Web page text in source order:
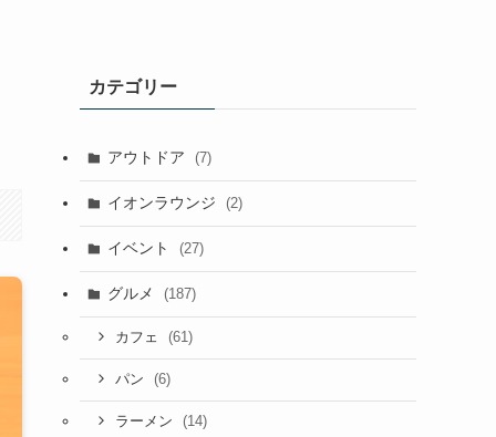
カテゴリー
アウトドア (7)
イオンラウンジ (2)
イベント (27)
グルメ (187)
カフェ (61)
パン (6)
ラーメン (14)